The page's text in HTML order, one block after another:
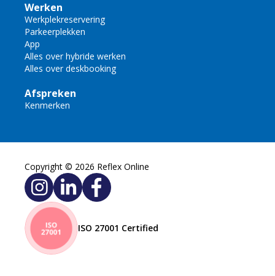
Werken
Werkplekreservering
Parkeerplekken
App
Alles over hybride werken
Alles over deskbooking
Afspreken
Kenmerken
Copyright © 2026 Reflex Online
ISO 27001 Certified